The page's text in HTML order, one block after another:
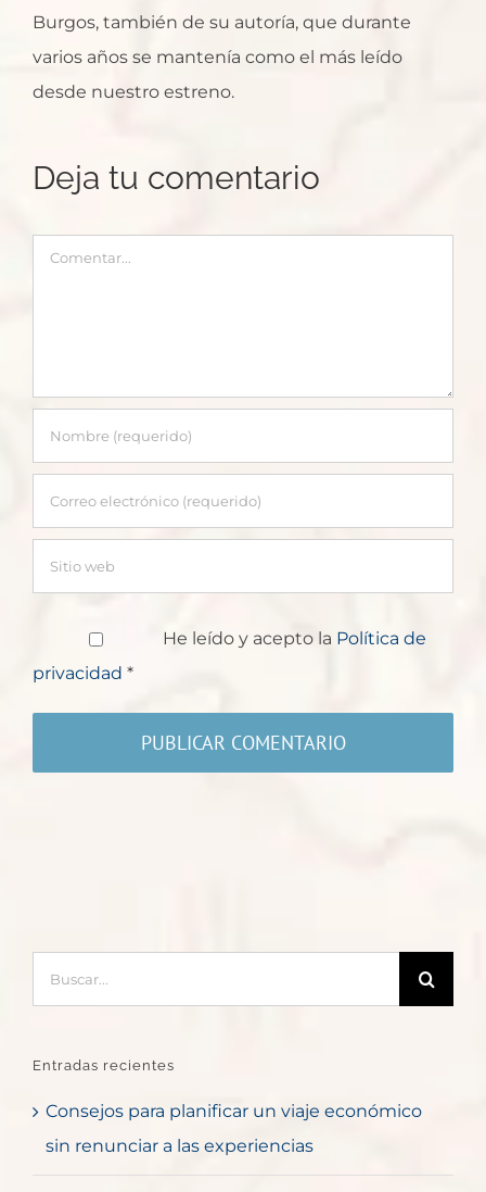
Burgos, también de su autoría, que durante
varios años se mantenía como el más leído
desde nuestro estreno.
Deja tu comentario
Comentar
He leído y acepto la Política de
privacidad *
Entradas recientes
Consejos para planificar un viaje económico
sin renunciar a las experiencias